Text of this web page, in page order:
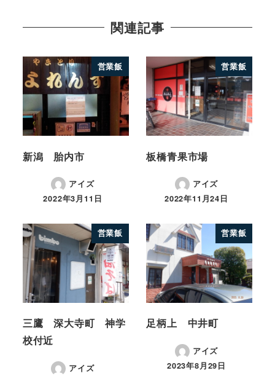
関連記事
営業飯
新潟 胎内市
アイズ
2022年3月11日
営業飯
板橋青果市場
アイズ
2022年11月24日
営業飯
三鷹 深大寺町 神学
校付近
アイズ
営業飯
足柄上 中井町
アイズ
2023年8月29日